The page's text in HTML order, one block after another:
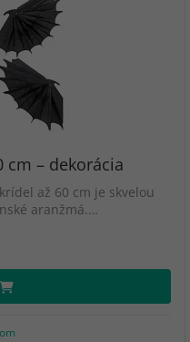
cm – dekorácia
až 60 cm je skvelou
aranžmá.…